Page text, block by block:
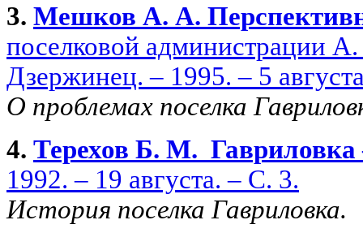
3. Мешков А. А.
поселковой администрации
Дзержинец. – 1995. – 5
О проблемах поселка
4. Терехов Б. М. Гавриловка
1992. – 19 августа. – С. 3.
История поселка Гавриловка.